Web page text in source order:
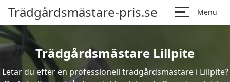
Trädgårdsmästare-pris.se Menu
Trädgårdsmästare Lillpite
Letar du efter en professionell trädgårdsmästare i Lillpite?